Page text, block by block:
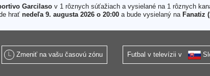
Garcilasov 1 rôznych súťažiach a vysielané na 1 rôznych
hrať nedeľa 9. augusta 2026 o 20:00a bude vysielaný na Fanatiz
Zmeniť na vašu časovú zónu Futbal v televízii v